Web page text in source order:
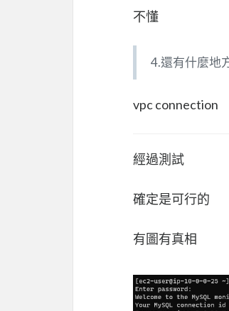
不懂
4.還有什麼地
vpc connection
經過測試
確定是可行的
有圖有真相